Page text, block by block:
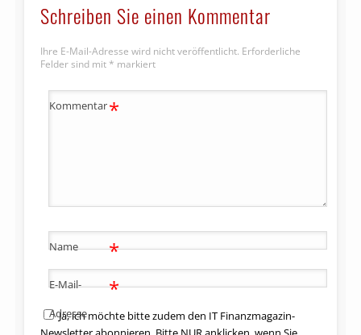
Schreiben Sie einen Kommentar
Ihre E-Mail-Adresse wird nicht veröffentlicht. Erforderliche
Felder sind mit * markiert
Kommentar*
Name *
E-Mail-
Adresse
*
Ja, ich möchte bitte zudem den IT Finanzmagazin-